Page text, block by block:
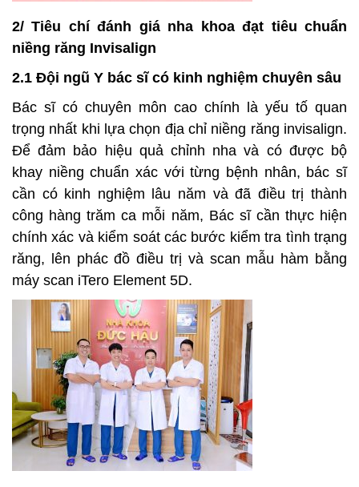
2/ Tiêu chí đánh giá nha khoa đạt tiêu chuẩn
niềng răng Invisalign
2.1 Đội ngũ Y bác sĩ có kinh nghiệm chuyên sâu
Bác sĩ có chuyên môn cao chính là yếu tố quan
trọng nhất khi lựa chọn địa chỉ niềng răng invisalign.
Để đảm bảo hiệu quả chỉnh nha và có được bộ
khay niềng chuẩn xác với từng bệnh nhân, bác sĩ
cần có kinh nghiệm lâu năm và đã điều trị thành
công hàng trăm ca mỗi năm, Bác sĩ cần thực hiện
chính xác và kiểm soát các bước kiểm tra tình trạng
răng, lên phác đồ điều trị và scan mẫu hàm bằng
máy scan iTero Element 5D.